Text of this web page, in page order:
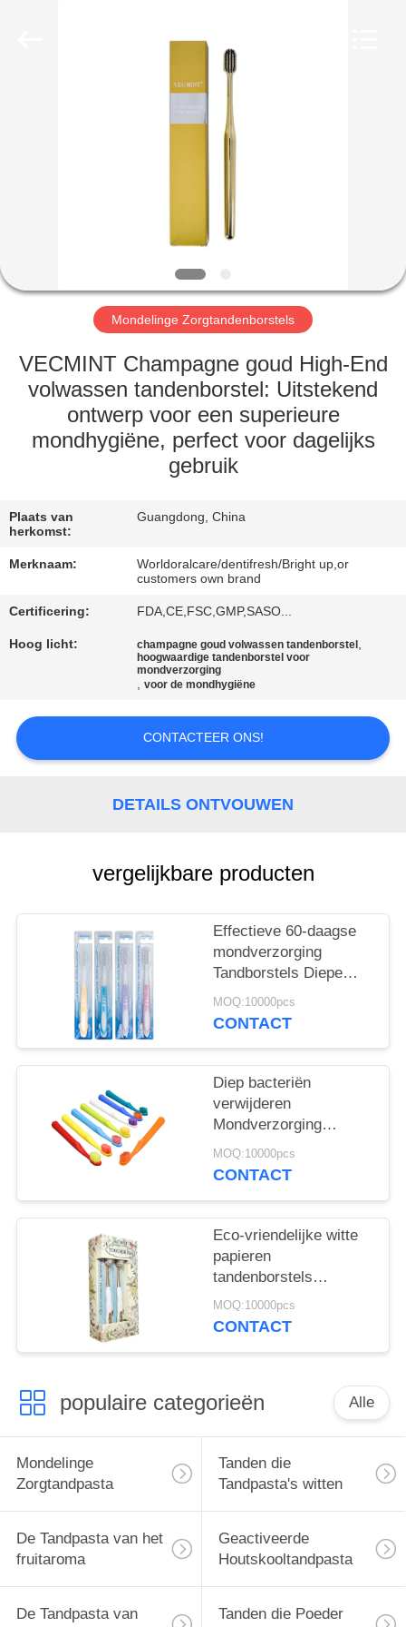
ONGEVEER
ONS
FABRIEKSREIS
KWALITEITSCONTROLE
CONTACTEER
VERZOEK
EEN
CITAAT
PRIVACYBELEID
Mondelinge Zorgtandenborstels
VECMINT Champagne goud High-End
volwassen tandenborstel: Uitstekend
ontwerp voor een superieure
mondhygiëne, perfect voor dagelijks
gebruik
Plaats van
herkomst:
Guangdong, China
Merknaam:
Worldoralcare/dentifresh/Bright up,or
customers own brand
Certificering: FDA,CE,FSC,GMP,SASO...
Hoog licht: champagne goud volwassen tandenborstel ,
hoogwaardige tandenborstel voor
mondverzorging
,voor de mondhygiëne
CONTACTEER ONS!
DETAILS ONTVOUWEN
vergelijkbare producten
Effectieve 60-daagse
mondverzorging
Tandborstels Diepe
bacteriën verwijderen
Zachtjes reinigen
MOQ:10000pcs
CONTACT
Diep bacteriën
verwijderen
Mondverzorging
Tandborstels 350g
Witte papieren doos 60
MOQ:10000pcs
CONTACT
Eco-vriendelijke witte
papieren
tandenborstels
verwijderen bacteriën
voor diepe
MOQ:10000pcs
CONTACT
populaire categorieën Alle
Mondelinge
Zorgtandpasta
Tanden die
Tandpasta's witten
De Tandpasta van het
fruitaroma
Geactiveerde
Houtskooltandpasta
De Tandpasta van
Tanden die Poeder